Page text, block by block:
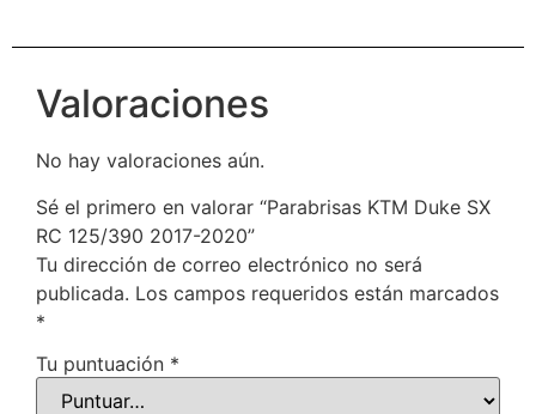
Valoraciones
No hay valoraciones aún.
Sé el primero en valorar “Parabrisas KTM Duke SX
RC 125/390 2017-2020”
Tu dirección de correo electrónico no será
publicada. Los campos requeridos están marcados
*
Tu puntuación *